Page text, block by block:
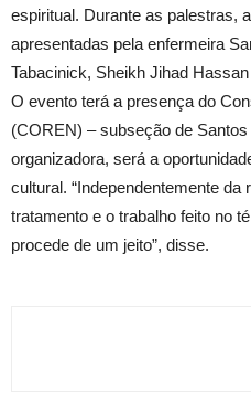
espiritual. Durante as palestras,
apresentadas pela enfermeira
Tabacinick, Sheikh Jihad
O evento terá a presença do
(COREN) – subseção de
organizadora, será a
cultural. “Independentemente da
tratamento e o trabalho feito no
procede de um jeito”, disse.